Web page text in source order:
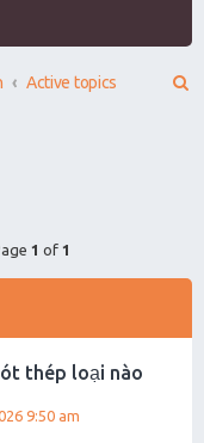
Active topics
1 of 1
thép loại nào
9:50 am